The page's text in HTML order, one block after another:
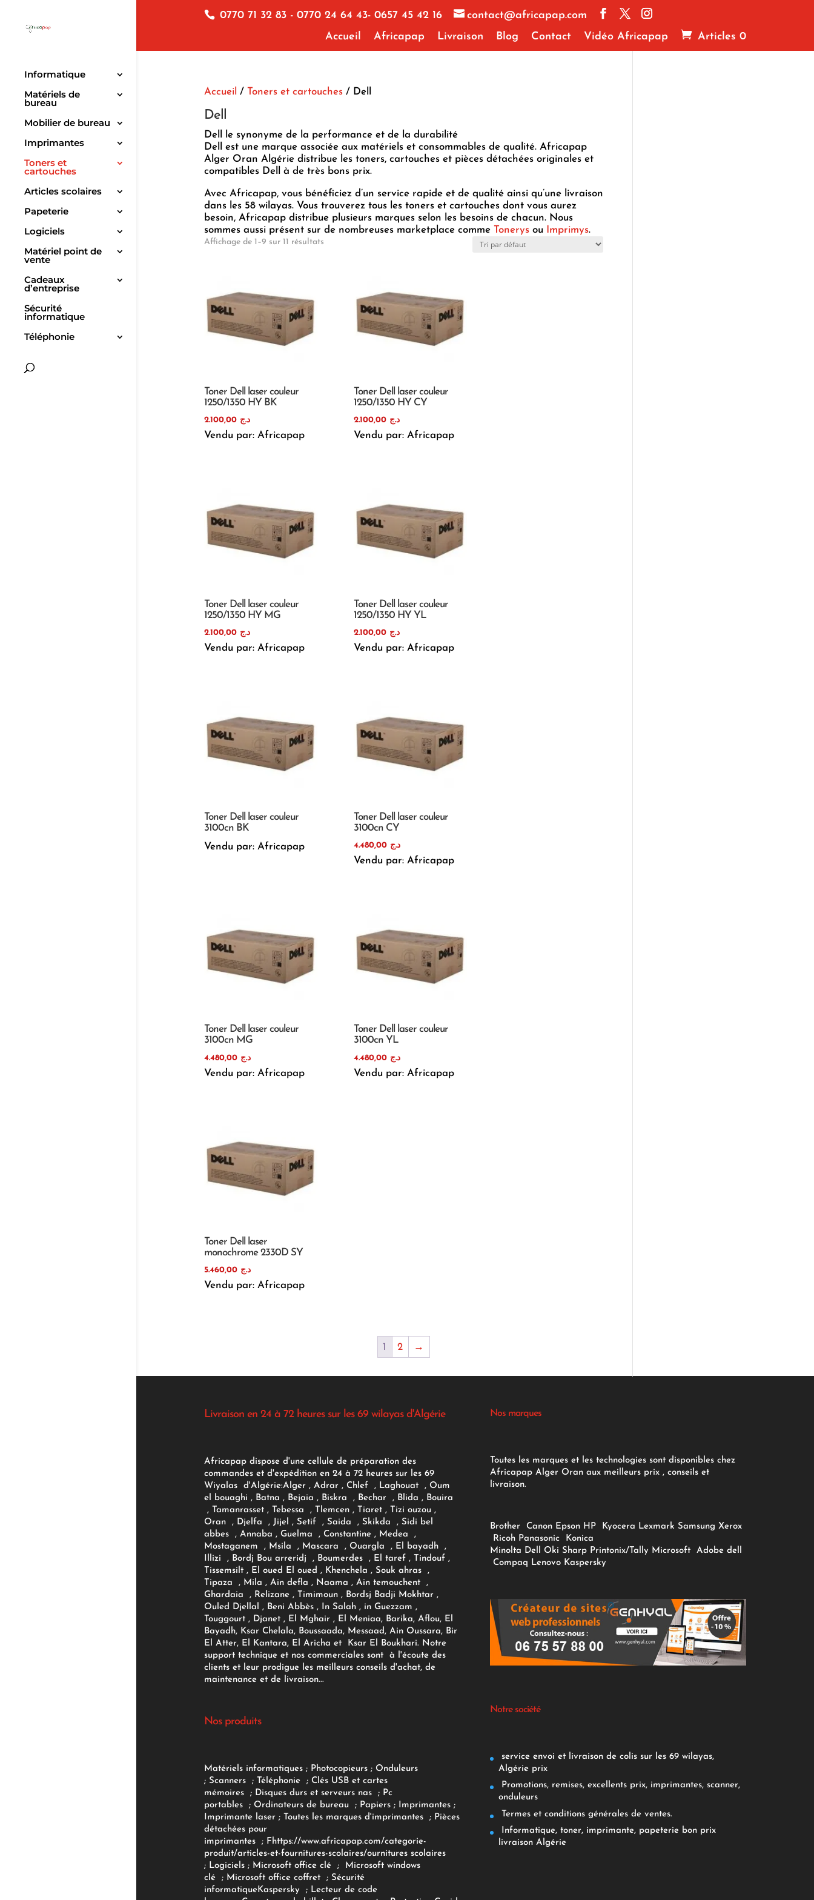
0770 71 32 83 - 0770 24 64 43- 0657 45 42 16
contact@africapap.com
Accueil
Africapap Livraison Blog Contact Vidéo Africapap Articles 0
Informatique
Matériels de
bureau
Mobilier de bureau
Imprimantes
Toners et
cartouches
Articles scolaires
Papeterie
Logiciels
Matériel point de
vente
Cadeaux
d’entreprise
Sécurité
informatique
Téléphonie
Accueil / Toners et cartouches/ Dell
Dell
Dell le synonyme de la performance et de la durabilité
Dell est une marque associée aux matériels et consommables de qualité. Africapap
Alger Oran Algérie distribue les toners, cartouches et pièces détachées originales et
compatibles Dell à de très bons prix.
Avec Africapap, vous bénéficiez d’un service rapide et de qualité ainsi qu’une livraison
dans les 58 wilayas. Vous trouverez tous les toners et cartouches dont vous aurez
besoin, Africapap distribue plusieurs marques selon les besoins de chacun. Nous
sommes aussi présent sur de nombreuses marketplace comme Tonerysou Imprimys.
Affichage de 1–9 sur 11 résultats
Toner Dell laser couleur
1250/1350 HY BK
د.ج 2.100,00
Vendu par: Africapap
Toner Dell laser couleur
1250/1350 HY CY
د.ج 2.100,00
Vendu par: Africapap
Toner Dell laser couleur
1250/1350 HY MG
د.ج 2.100,00
Vendu par: Africapap
Toner Dell laser couleur
1250/1350 HY YL
د.ج 2.100,00
Vendu par: Africapap
Toner Dell laser couleur
3100cn BK
Vendu par: Africapap
Toner Dell laser couleur
3100cn CY
د.ج 4.480,00
Vendu par: Africapap
Toner Dell laser couleur
3100cn MG
د.ج 4.480,00
Vendu par: Africapap
Toner Dell laser couleur
3100cn YL
د.ج 4.480,00
Vendu par: Africapap
Toner Dell laser
monochrome 2330D SY
د.ج 5.460,00
Vendu par: Africapap
1 2 →
Livraison en 24 à 72 heures sur les 69 wilayas d'Algérie
Africapap dispose d'une cellule de préparation des
commandes et d'expédition en 24 à 72 heures sur les 69
Wiyalas d'Algérie:Alger , Adrar, Chlef , Laghouat , Oum
el bouaghi , Batna , Bejaia , Biskra , Bechar , Blida , Bouira
, Tamanrasset , Tebessa , Tlemcen , Tiaret , Tizi ouzou ,
Oran , Djelfa , Jijel , Setif , Saida , Skikda , Sidi bel
abbes , Annaba , Guelma , Constantine , Medea ,
Mostaganem , Msila , Mascara , Ouargla , El bayadh ,
Illizi , Bordj Bou arreridj , Boumerdes , El taref , Tindouf ,
Tissemsilt , El oued El oued , Khenchela , Souk ahras ,
Tipaza , Mila , Ain defla , Naama , Ain temouchent ,
Ghardaia , Relizane , Timimoun , Bordsj Badji Mokhtar ,
Ouled Djellal , Beni Abbès , In Salah , in Guezzam ,
Touggourt , Djanet , El Mghair , El Meniaa, Barika, Aflou, El
Bayadh, Ksar Chelala, Boussaada, Messaad, Ain Oussara, Bir
El Atter, El Kantara, El Aricha et Ksar El Boukhari. Notre
support technique et nos commerciales sont à l'écoute des
clients et leur prodigue les meilleurs conseils d'achat, de
maintenance et de livraison...
Nos produits
Matériels informatiques; Photocopieurs; Onduleurs
; Scanners ; Téléphonie ; Clés USB et cartes
mémoires
; Disques durs et serveurs nas ; Pc
portables
; Ordinateurs de bureau ; Papiers; Imprimantes;
Imprimante laser; Toutes les marques d'imprimantes ; Pièces
détachées pour
imprimantes
; Fhttps://www.africapap.com/categorie-
produit/articles-et-fournitures-scolaires/ournitures scolaires
; Logiciels ; Microsoft office clé ;
Microsoft windows
clé; Microsoft office coffret ; Sécurité
informatiqueKaspersky ; Lecteur de code
Nos marques
Toutes les marques et les technologies sont disponibles chez
Africapap Alger Oran aux meilleurs prix , conseils et
livraison.
Brother Canon Epson HP Kyocera Lexmark Samsung Xerox
Ricoh Panasonic
Konica
Minolta Dell Oki Sharp Printonix/Tally Microsoft Adobe dell
Compaq Lenovo Kaspersky
Notre société
service envoi et livraison de colis sur les 69 wilayas,
Algérie prix
Promotions, remises, excellents prix, imprimantes, scanner,
onduleurs
Termes et conditions générales de ventes.
Informatique, toner, imprimante, papeterie bon prix
livraison Algérie